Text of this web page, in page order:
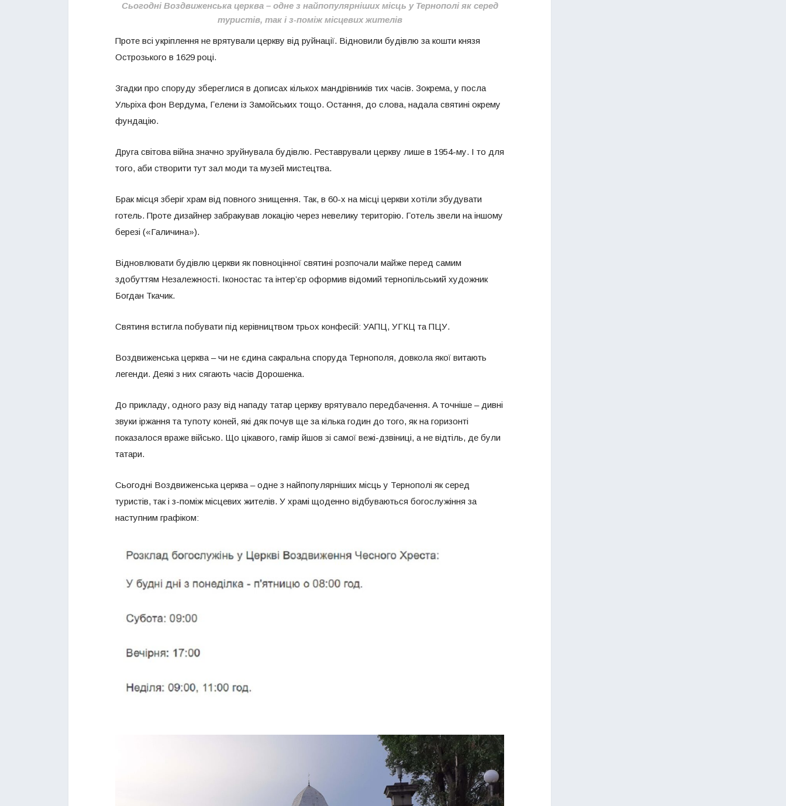
Сьогодні Воздвиженська церква – одне з найпопулярніших місць у Тернополі як серед
туристів, так і з-поміж місцевих жителів
Проте всі укріплення не врятували церкву від руйнації. Відновили будівлю за кошти князя
Острозького в 1629 році.
Згадки про споруду збереглися в дописах кількох мандрівників тих часів. Зокрема, у посла
Ульріха фон Вердума, Гелени із Замойських тощо. Остання, до слова, надала святині окрему
фундацію.
Друга світова війна значно зруйнувала будівлю. Реставрували церкву лише в 1954-му. І то для
того, аби створити тут зал моди та музей мистецтва.
Брак місця зберіг храм від повного знищення. Так, в 60-х на місці церкви хотіли збудувати
готель. Проте дизайнер забракував локацію через невелику територію. Готель звели на іншому
березі («Галичина»).
Відновлювати будівлю церкви як повноцінної святині розпочали майже перед самим
здобуттям Незалежності. Іконостас та інтер’єр оформив відомий тернопільський художник
Богдан Ткачик.
Святиня встигла побувати під керівництвом трьох конфесій: УАПЦ, УГКЦ та ПЦУ.
Воздвиженська церква – чи не єдина сакральна споруда Тернополя, довкола якої витають
легенди. Деякі з них сягають часів Дорошенка.
До прикладу, одного разу від нападу татар церкву врятувало передбачення. А точніше – дивні
звуки іржання та тупоту коней, які дяк почув ще за кілька годин до того, як на горизонті
показалося враже військо. Що цікавого, гамір йшов зі самої вежі-дзвіниці, а не відтіль, де були
татари.
Сьогодні Воздвиженська церква – одне з найпопулярніших місць у Тернополі як серед
туристів, так і з-поміж місцевих жителів. У храмі щоденно відбуваються богослужіння за
наступним графіком: